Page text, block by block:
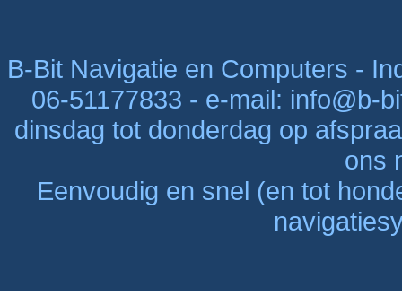
B-Bit Navigatie en Computers -
06-51177833 - e-mail: info@b-
dinsdag tot donderdag op
ons
Eenvoudig en snel (en tot